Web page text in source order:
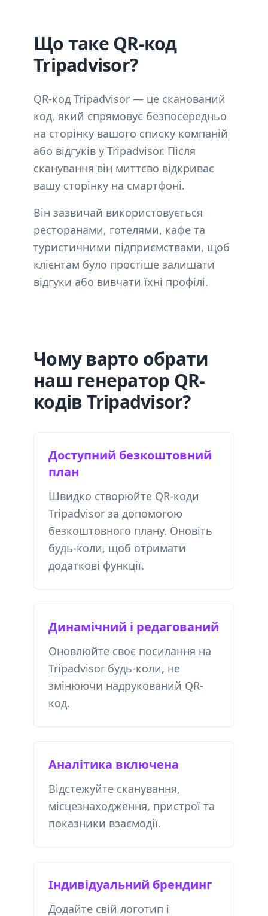
Що таке QR-код
Tripadvisor?
QR-код Tripadvisor — це сканований
код, який спрямовує безпосередньо
на сторінку вашого списку компаній
або відгуків у Tripadvisor. Після
сканування він миттєво відкриває
вашу сторінку на смартфоні.
Він зазвичай використовується
ресторанами, готелями, кафе та
туристичними підприємствами, щоб
клієнтам було простіше залишати
відгуки або вивчати їхні профілі.
Чому варто обрати
наш генератор QR-
кодів Tripadvisor?
Доступний безкоштовний
план
Швидко створюйте QR-коди
Tripadvisor за допомогою
безкоштовного плану. Оновіть
будь-коли, щоб отримати
додаткові функції.
Динамічний і редагований
Оновлюйте своє посилання на
Tripadvisor будь-коли, не
змінюючи надрукований QR-
код.
Аналітика включена
Відстежуйте сканування,
місцезнаходження, пристрої та
показники взаємодії.
Індивідуальний брендинг
Додайте свій логотип і